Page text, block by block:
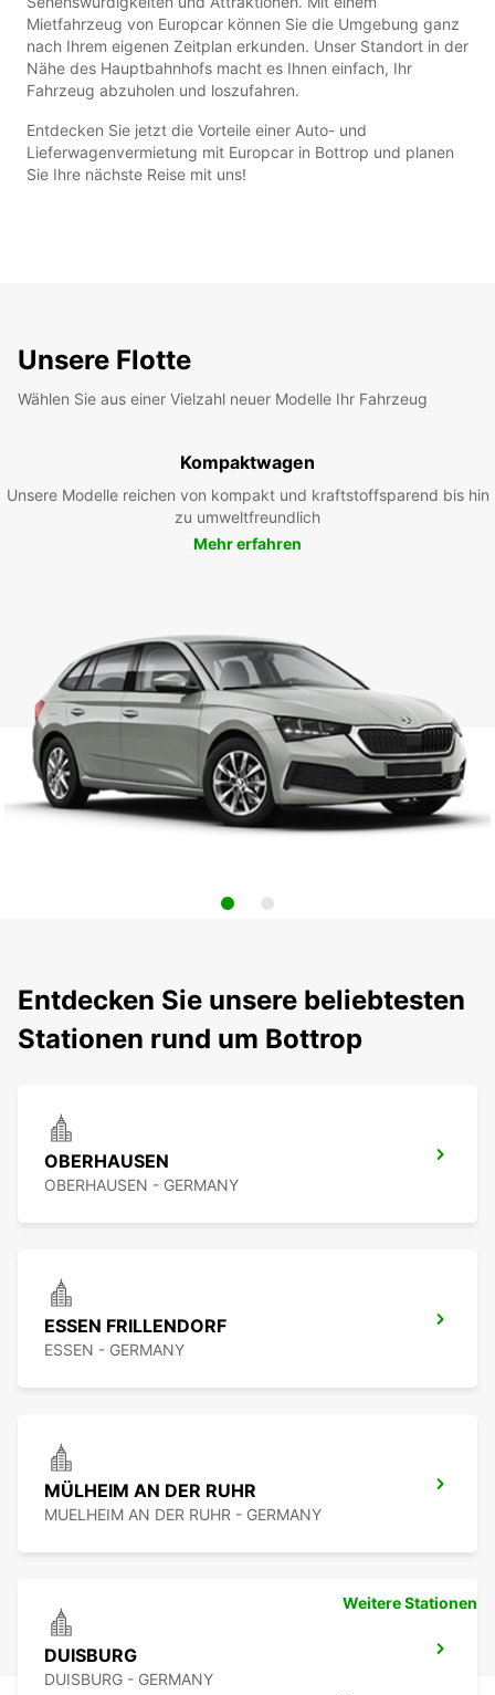
Mietfahrzeug von Europcar können Sie die Umgebung ganz
nach Ihrem eigenen Zeitplan erkunden. Unser Standort in der
Nähe des Hauptbahnhofs macht es Ihnen einfach, Ihr
Fahrzeug abzuholen und loszufahren.
Entdecken Sie jetzt die Vorteile einer Auto- und
Lieferwagenvermietung mit Europcar in Bottrop und planen
Sie Ihre nächste Reise mit uns!
Unsere Flotte
Wählen Sie aus einer Vielzahl neuer Modelle Ihr Fahrzeug
Kompaktwagen
Unsere Modelle reichen von kompakt und kraftstoffsparend bis hin
zu umweltfreundlich
Mehr erfahren
Entdecken Sie unsere beliebtesten
Stationen rund um Bottrop
OBERHAUSEN
OBERHAUSEN - GERMANY
ESSEN FRILLENDORF
ESSEN - GERMANY
MÜLHEIM AN DER RUHR
MUELHEIM AN DER RUHR - GERMANY
DUISBURG
DUISBURG - GERMANY
Weitere Stationen